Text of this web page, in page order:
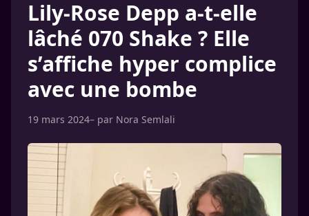
Lily-Rose Depp a-t-elle
lâché 070 Shake ? Elle
s’affiche hyper complice
avec une bombe
19 mars 2024– par Nora Semlali